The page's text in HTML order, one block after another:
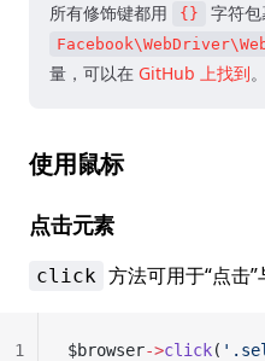
所有修饰键都用
{} 字符
量，可以在 GitHub 上找到。
使用鼠标
点击元素
click 方法可用于“点击
$browser->click(
1